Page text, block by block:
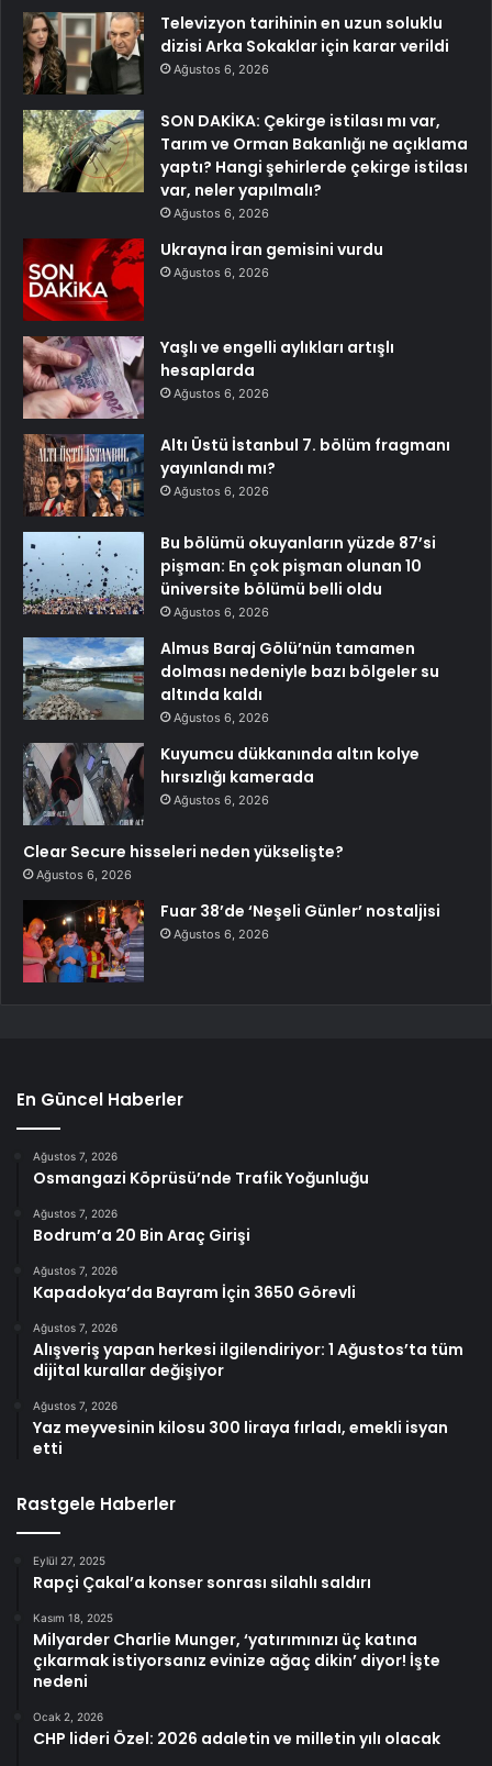
Televizyon tarihinin en uzun soluklu
dizisi Arka Sokaklar için karar verildi
Ağustos 6, 2026
SON DAKİKA: Çekirge istilası mı var,
Tarım ve Orman Bakanlığı ne açıklama
yaptı? Hangi şehirlerde çekirge istilası
var, neler yapılmalı?
Ağustos 6, 2026
Ukrayna İran gemisini vurdu
Ağustos 6, 2026
Yaşlı ve engelli aylıkları artışlı
hesaplarda
Ağustos 6, 2026
Altı Üstü İstanbul 7. bölüm fragmanı
yayınlandı mı?
Ağustos 6, 2026
Bu bölümü okuyanların yüzde 87’si
pişman: En çok pişman olunan 10
üniversite bölümü belli oldu
Ağustos 6, 2026
Almus Baraj Gölü’nün tamamen
dolması nedeniyle bazı bölgeler su
altında kaldı
Ağustos 6, 2026
Kuyumcu dükkanında altın kolye
hırsızlığı kamerada
Ağustos 6, 2026
Clear Secure hisseleri neden yükselişte?
Ağustos 6, 2026
Fuar 38’de ‘Neşeli Günler’ nostaljisi
Ağustos 6, 2026
En Güncel Haberler
Ağustos 7, 2026
Osmangazi Köprüsü’nde Trafik Yoğunluğu
Ağustos 7, 2026
Bodrum’a 20 Bin Araç Girişi
Ağustos 7, 2026
Kapadokya’da Bayram İçin 3650 Görevli
Ağustos 7, 2026
Alışveriş yapan herkesi ilgilendiriyor: 1 Ağustos’ta tüm
dijital kurallar değişiyor
Ağustos 7, 2026
Yaz meyvesinin kilosu 300 liraya fırladı, emekli isyan
etti
Rastgele Haberler
Eylül 27, 2025
Rapçi Çakal’a konser sonrası silahlı saldırı
Kasım 18, 2025
Milyarder Charlie Munger, ‘yatırımınızı üç katına
çıkarmak istiyorsanız evinize ağaç dikin’ diyor! İşte
nedeni
Ocak 2, 2026
CHP lideri Özel: 2026 adaletin ve milletin yılı olacak